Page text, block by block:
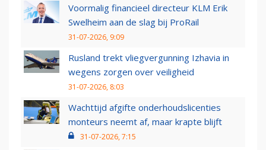
Voormalig financieel directeur KLM Erik
Swelheim aan de slag bij ProRail
31-07-2026, 9:09
Rusland trekt vliegvergunning Izhavia in
wegens zorgen over veiligheid
31-07-2026, 8:03
Wachttijd afgifte onderhoudslicenties
monteurs neemt af, maar krapte blijft
31-07-2026, 7:15